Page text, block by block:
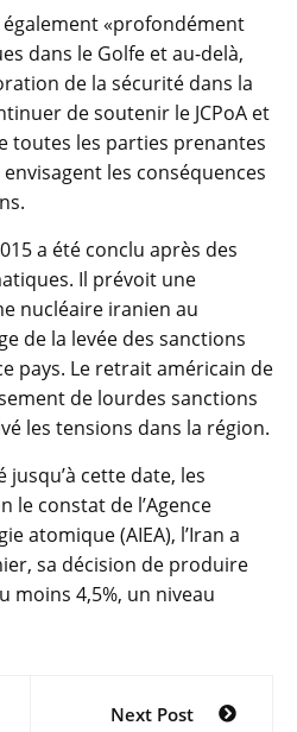
«profondément
dans le Golfe et au-delà,
de la sécurité dans la
de soutenir le JCPoA et
toutes les parties prenantes
les conséquences
a été conclu après des
Il prévoit une
nucléaire iranien au
de la levée des sanctions
pays. Le retrait américain de
de lourdes sanctions
les tensions dans la région.
jusqu’à cette date, les
le constat de l’Agence
atomique (AIEA), l’Iran a
sa décision de produire
moins 4,5%, un niveau
Next Post